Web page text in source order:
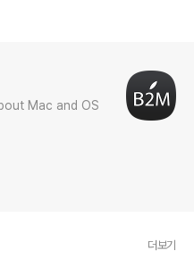
Mac and OS
더보기